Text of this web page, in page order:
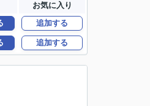
お気に入り
追加する
追加する